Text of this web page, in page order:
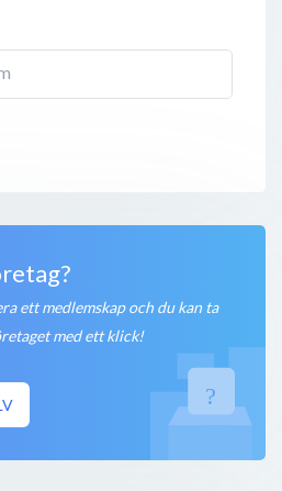
ett medlemskap och du kan ta
med ett klick!